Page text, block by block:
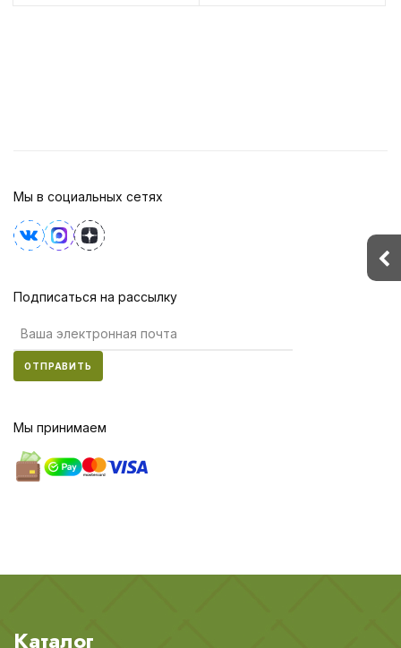
Мы в социальных сетях
Подписаться на рассылку
ОТПРАВИТЬ
Мы принимаем
Каталог